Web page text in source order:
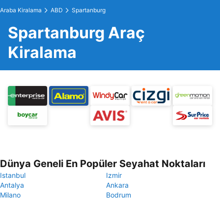
Araba Kiralama ABD Spartanburg
Spartanburg Araç
Kiralama
Dünya Geneli En Popüler Seyahat Noktaları
Istanbul
Izmir
Antalya
Ankara
Milano
Bodrum